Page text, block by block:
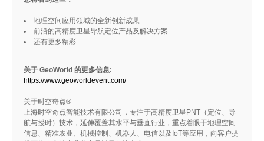
地理空间应用领域的全新创新成果
前沿的高精度卫星导航定位产品及解决方案
还有更多精彩
关于 GeoWorld 的更多信息:
https://www.geoworldevent.com/
关于时空奇点®
上海时空奇点智能技术有限公司，专注于高精度卫星PNT（定位、导
航与授时）技术，延伸覆盖其水平与垂直行业，重点着眼于地理空间
信息、精准农业、机械控制、机器人、电信以及IoT等应用，向客户提